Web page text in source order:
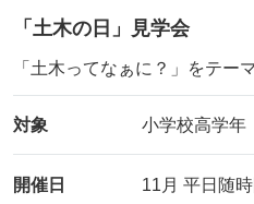
「土木の日」見学会
「土木ってなぁに？」をテー
対象 小学校高学年
開催日 11月 平日随